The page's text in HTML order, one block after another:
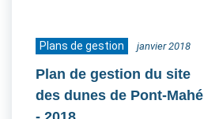
Plans de gestion janvier 2018
Plan de gestion du site
des dunes de Pont-Mahé